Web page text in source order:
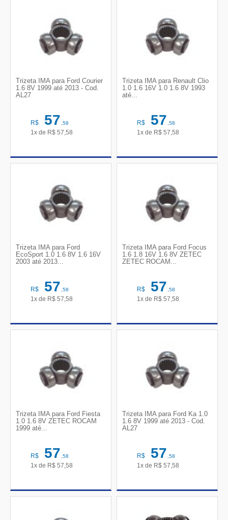
Trizeta IMA para Ford Courier
1.6 8V 1999 até 2013 - Cod.
AL27
R$ 57,58
1x de R$ 57,58
Trizeta IMA para Renault Clio
1.0 1.6 16V 1.0 1.6 8V 1993
até...
R$ 57,58
1x de R$ 57,58
Trizeta IMA para Ford
EcoSport 1.0 1.6 8V 1.6 16V
2003 até 2013...
R$ 57,58
1x de R$ 57,58
Trizeta IMA para Ford Focus
1.6 1.8 16V 1.6 8V ZETEC
ZETEC ROCAM...
R$ 57,58
1x de R$ 57,58
Trizeta IMA para Ford Fiesta
1.0 1.6 8V ZETEC ROCAM
1999 até...
R$ 57,58
1x de R$ 57,58
Trizeta IMA para Ford Ka 1.0
1.6 8V 1999 até 2013 - Cod.
AL27
R$ 57,58
1x de R$ 57,58